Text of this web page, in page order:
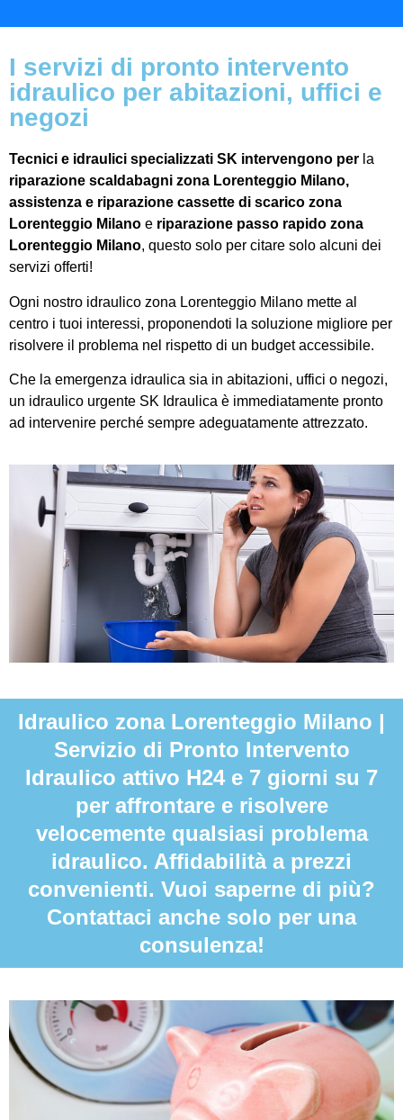
I servizi di pronto intervento
idraulico per abitazioni, uffici e
negozi
Tecnici e idraulici specializzati SK intervengono per la
riparazione scaldabagni zona Lorenteggio Milano,
assistenza e riparazione cassette di scarico zona
Lorenteggio Milano e riparazione passo rapido zona
Lorenteggio Milano, questo solo per citare solo alcuni dei
servizi offerti!
Ogni nostro idraulico zona Lorenteggio Milano mette al
centro i tuoi interessi, proponendoti la soluzione migliore per
risolvere il problema nel rispetto di un budget accessibile.
Che la emergenza idraulica sia in abitazioni, uffici o negozi,
un idraulico urgente SK Idraulica è immediatamente pronto
ad intervenire perché sempre adeguatamente attrezzato.
Idraulico zona Lorenteggio Milano |
Servizio di Pronto Intervento
Idraulico attivo H24 e 7 giorni su 7
per affrontare e risolvere
velocemente qualsiasi problema
idraulico. Affidabilità a prezzi
convenienti. Vuoi saperne di più?
Contattaci anche solo per una
consulenza!